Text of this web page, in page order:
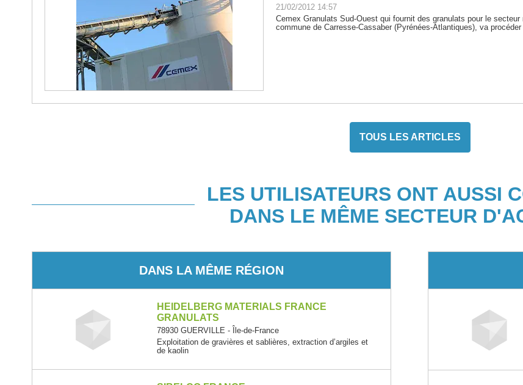
21/02/2012 14:57
Cemex Granulats Sud-Ouest qui fournit des granulats pour le
commune de Carresse-Cassaber (Pyrénées-Atlantiques), va procéder
TOUS LES ARTICLES
LES UTILISATEURS ONT AUSSI
DANS LE MÊME SECTEUR
DANS LA MÊME RÉGION
HEIDELBERG MATERIALS FRANCE
GRANULATS
78930 GUERVILLE - Île-de-France
Exploitation de gravières et sablières, extraction d’argiles et
de kaolin